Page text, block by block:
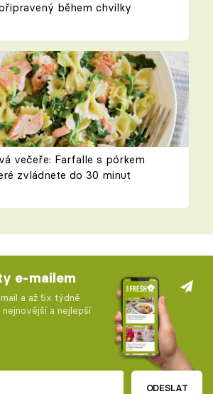
během chvilky
večeře: Farfalle s pórkem
zvládnete do 30 minut
e-mailem
a až 5x týdně
a nejlepší
ODESLAT